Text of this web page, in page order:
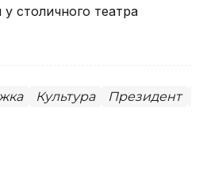
столичного театра
Культура Президент